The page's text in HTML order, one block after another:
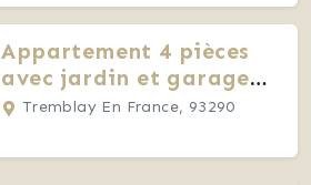
Appartement 4 pièces
avec jardin et garage
privatif
Tremblay En France, 93290